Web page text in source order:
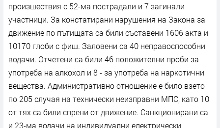
произшествия с 52-ма пострадали и 7 загинали
участници. За констатирани нарушения на Закона за
движение по пътищата са били съставени 1606 акта и
10170 глоби с фиш. Заловени са 40 неправоспособни
водачи. Отчетени са били 46 положителни проби за
употреба на алкохол и 8 - за употреба на наркотични
вещества. Административно отношение е било взето
по 205 случая на технически неизправни МПС, като 10
от тях са били спрени от движение. Санкционирани са
и 23-ма водачи на индивидуални електрически